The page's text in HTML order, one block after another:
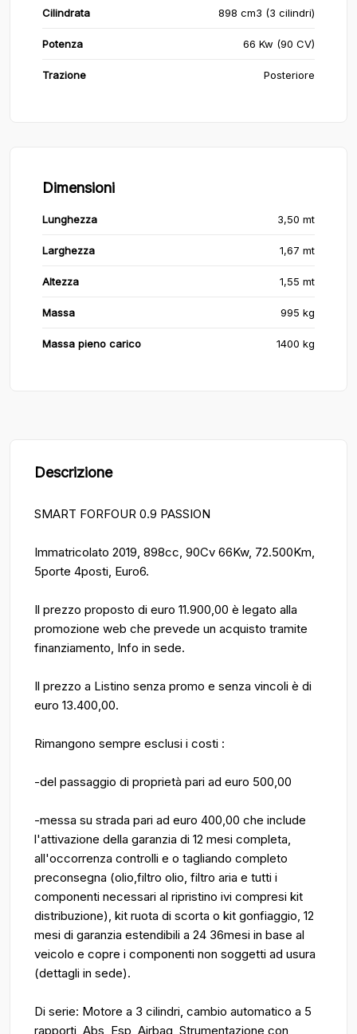
Cilindrata 898 cm3 (3 cilindri)
Potenza 66 Kw (90 CV)
Trazione Posteriore
Dimensioni
Lunghezza 3,50 mt
Larghezza 1,67 mt
Altezza 1,55 mt
Massa 995 kg
Massa pieno carico 1400 kg
Descrizione
SMART FORFOUR 0.9 PASSION
Immatricolato 2019, 898cc, 90Cv 66Kw, 72.500Km,
5porte 4posti, Euro6.
Il prezzo proposto di euro 11.900,00 è legato alla
promozione web che prevede un acquisto tramite
finanziamento, Info in sede.
Il prezzo a Listino senza promo e senza vincoli è di
euro 13.400,00.
Rimangono sempre esclusi i costi :
-del passaggio di proprietà pari ad euro 500,00
-messa su strada pari ad euro 400,00 che include
l'attivazione della garanzia di 12 mesi completa,
all'occorrenza controlli e o tagliando completo
preconsegna (olio,filtro olio, filtro aria e tutti i
componenti necessari al ripristino ivi compresi kit
distribuzione), kit ruota di scorta o kit gonfiaggio, 12
mesi di garanzia estendibili a 24 36mesi in base al
veicolo e copre i componenti non soggetti ad usura
(dettagli in sede).
Di serie: Motore a 3 cilindri, cambio automatico a 5
rapporti, Abs, Esp, Airbag, Strumentazione con